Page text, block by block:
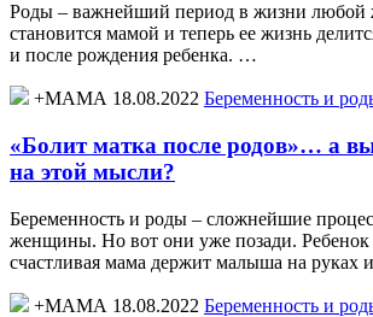
Роды – важнейший период в жизни
становится мамой и теперь ее жизнь
и после рождения ребенка. …
+МАМА 18.08.2022 Беременность и
«Болит матка после родов»… а
на этой мысли?
Беременность и роды – сложнейшие
женщины. Но вот они уже позади. Ребенок
счастливая мама держит малыша на руках
+МАМА 18.08.2022 Беременность и